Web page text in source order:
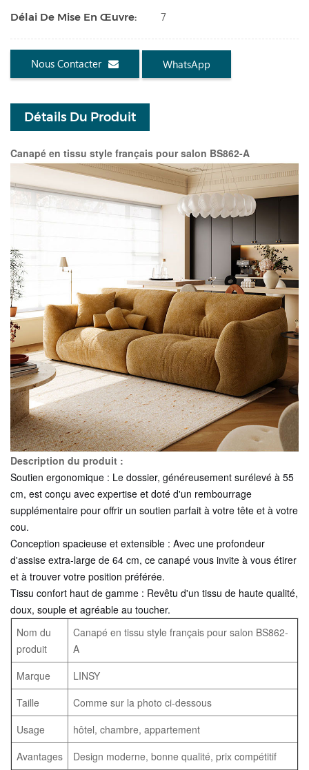
Délai De Mise En Œuvre: 7
Nous Contacter WhatsApp
Détails Du Produit
Canapé en tissu style français pour salon BS862-A
Description du produit :
Soutien ergonomique : Le dossier, généreusement surélevé à 55
cm, est conçu avec expertise et doté d'un rembourrage
supplémentaire pour offrir un soutien parfait à votre tête et à votre
cou.
Conception spacieuse et extensible : Avec une profondeur
d'assise extra-large de 64 cm, ce canapé vous invite à vous étirer
et à trouver votre position préférée.
Tissu confort haut de gamme : Revêtu d'un tissu de haute qualité,
doux, souple et agréable au toucher.
Nom du
produit
Canapé en tissu style français pour salon BS862-
A
Marque
LINSY
Taille
Comme sur la photo ci-dessous
Usage
hôtel, chambre, appartement
Avantages
Design moderne, bonne qualité, prix compétitif